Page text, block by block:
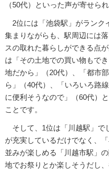
（50代）といった声が寄せら
2位には「池袋駅」がランク
集まりながらも、駅周辺には
スの取れた暮らしができる点
は「その土地での買い物もで
地だから」（20代）、「都市
ら」（40代）、「いろいろ路
に便利そうなので」（60代）
ことです。
そして、1位は「川越駅」で
が充実しているだけでなく、
並みが楽しめる「川越市駅」
地でお祭りとか楽しそうだし